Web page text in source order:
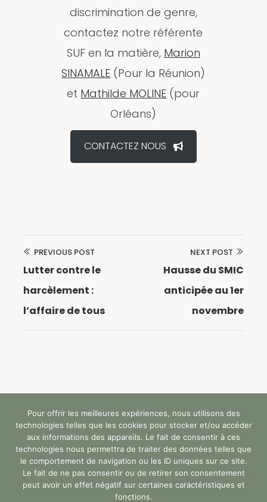
discrimination de genre,
contactez notre référente
SUF en la matière, Marion
SINAMALE (Pour la Réunion)
et Mathilde MOLINE (pour
Orléans)
CONTACTEZ NOUS
Navigation
de
l’article
PREVIOUS POST
Lutter contre le
harcèlement :
l’affaire de tous
NEXT POST
Hausse du SMIC
anticipée au 1er
novembre
Tous droits réservés (c) StandUp Formation (y)
2024 |
Faq Accessibilité
Rgpd
Mentions Légales
Pour offrir les meilleures expériences, nous utilisons des
technologies telles que les cookies pour stocker et/ou accéder
aux informations des appareils. Le fait de consentir à ces
technologies nous permettra de traiter des données telles que
le comportement de navigation ou les ID uniques sur ce site.
Le fait de ne pas consentir ou de retirer son consentement
peut avoir un effet négatif sur certaines caractéristiques et
fonctions.